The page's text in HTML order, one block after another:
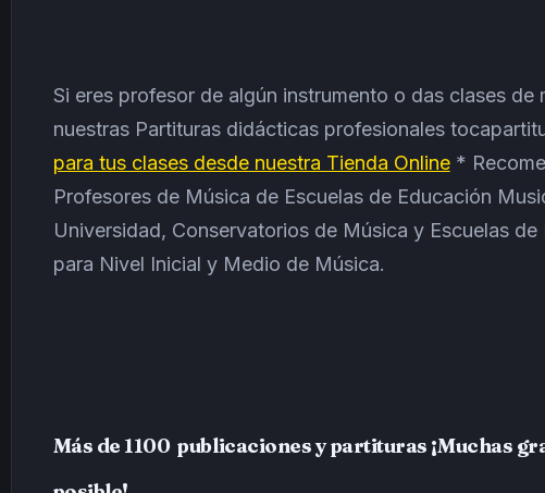
Si eres profesor de algún instrumento o das clases de
nuestras Partituras didácticas profesionales
para tus clases desde nuestra Tienda Online *
Profesores de Música de Escuelas de Educación
Universidad, Conservatorios de Música y Escuelas
para Nivel Inicial y Medio de Música.
Más de 1100 publicaciones y partituras ¡Muchas